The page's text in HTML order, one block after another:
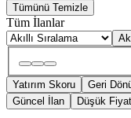
Tümünü Temizle
Tüm İlanlar
Yatırım Skoru Geri
Güncel İlan
Düşük Fiyat